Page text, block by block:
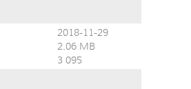
2018-11-29
2.06 MB
3 095